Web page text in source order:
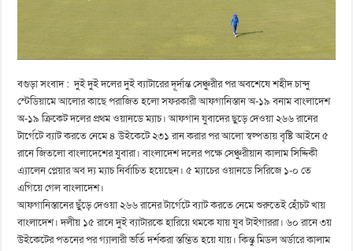
বগুড়া সংবাদ : দুই দুই দলের দুই ব্যাটারের দূর্দান্ত সেঞ্চুরীর পর অবশেষে শহীদ চান্দু
স্টেডিয়ামে আলোর কাছে পরাজিত হলো সফরকারী আফগানিস্তান অ-১৯ বনাম বাংলাদেশ
অ-১৯ ক্রিকেট দলের প্রথম ওয়ানডে ম্যাচ। আফগান যুবাদের ছুড়ে দেওয়া ২৬৬ রানের
টার্গেটে ব্যাট করতে নেমে ৪ উইকেটে ২৩১ রান করার পর আলো স্বল্পতায় বৃষ্টি আইনে ৫
রানে জিতলো বাংলাদেশের যুবারা। বাংলাদেশ দলের পক্ষে সেঞ্চুরীয়ান কালাম সিদ্দিকী
এ্যালেন প্লেয়ার অব দ্য ম্যাচ নির্বাচিত হয়েছেন। ৫ ম্যাচের ওয়ানডে সিরিজে ১-০ তে
এগিয়ে গেল বাংলাদেশ।
আফগানিস্তানের ছুঁড়ে দেওয়া ২৬৬ রানের টার্গেটে ব্যাট করতে নেমে শুরুতেই হোঁচট খায়
বাংলাদেশ। দলীয় ১৫ রানে দুই ব্যাটারকে হারিয়ে থমকে যায় যুব টাইগাররা। ৬০ রানে ৩য়
উইকেটের পতনের পর গ্যালারী ভর্তি দর্শকরা স্তম্ভিত হয়ে যায়। কিন্তু মিডল অর্ডারে কালাম